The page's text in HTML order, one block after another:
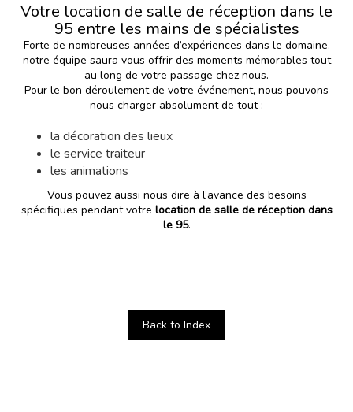
Votre location de salle de réception dans le
95 entre les mains de spécialistes
Forte de nombreuses années d’expériences dans le domaine,
notre équipe saura vous offrir des moments mémorables tout
au long de votre passage chez nous.
Pour le bon déroulement de votre événement, nous pouvons
nous charger absolument de tout :
la décoration des lieux
le service traiteur
les animations
Vous pouvez aussi nous dire à l’avance des besoins
spécifiques pendant votre location de salle de réception dans
le 95.
Back to Index